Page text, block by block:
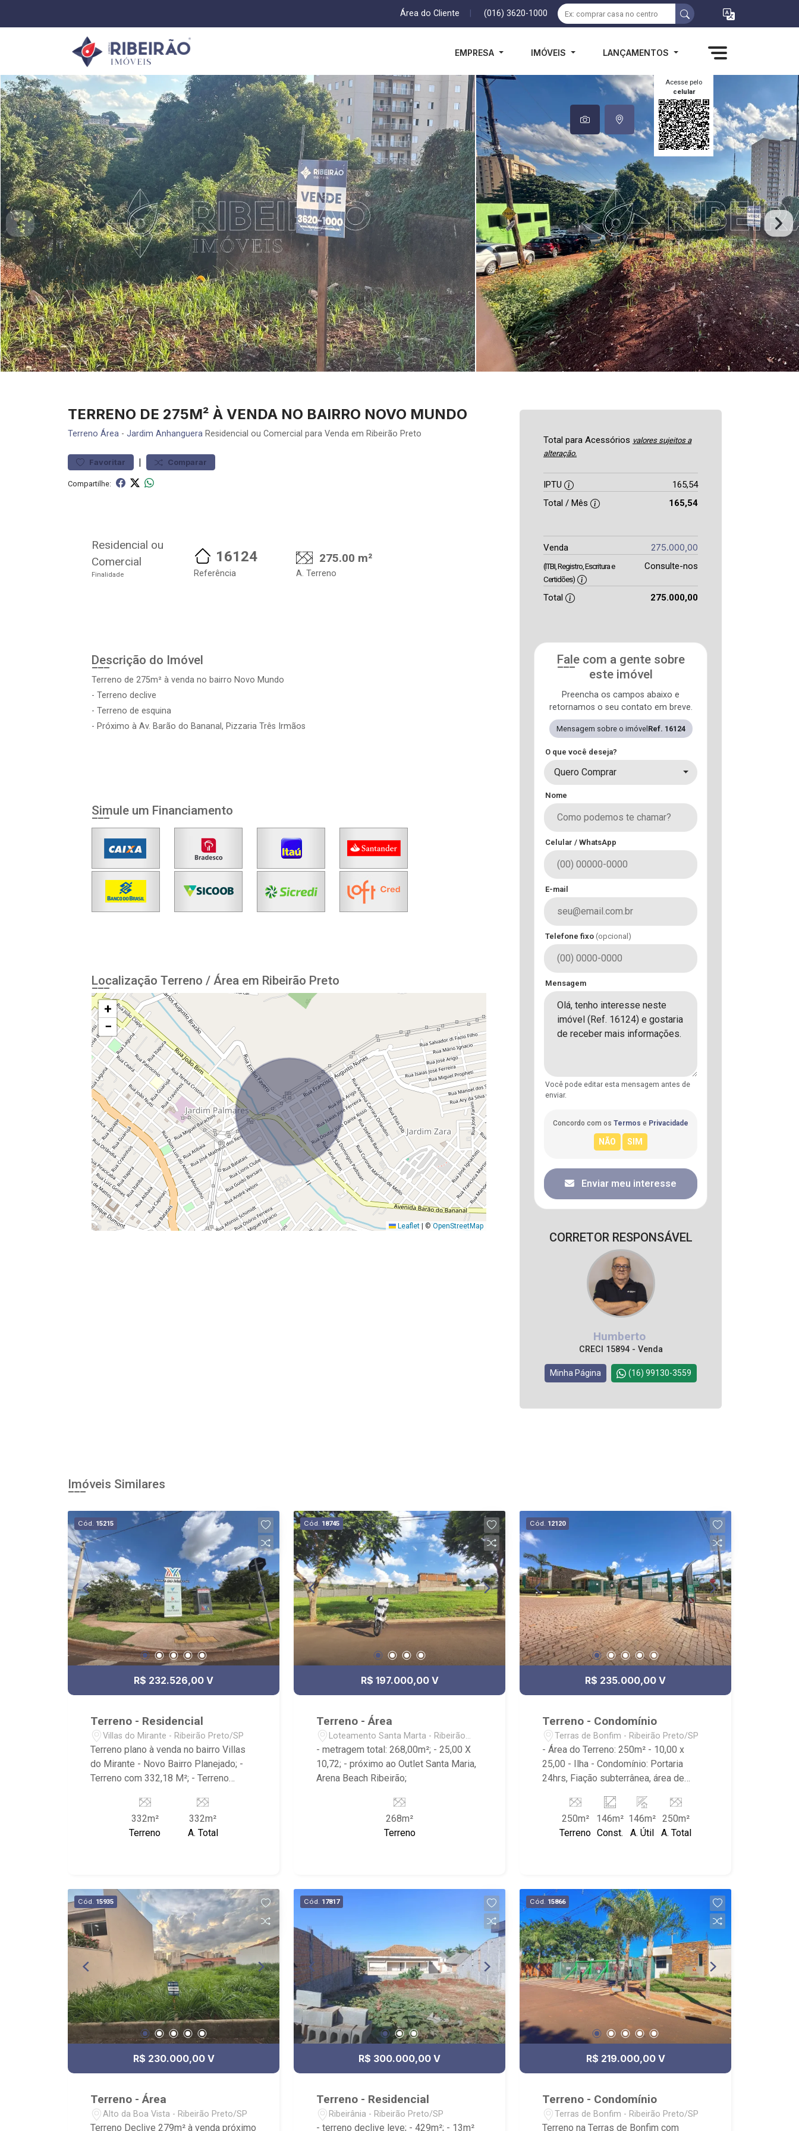
Área do Cliente (016) 3620-1000
EMPRESA IMÓVEIS LANÇAMENTOS
Acesse pelo
celular
TERRENO DE 275M² À VENDA NO BAIRRO NOVO MUNDO
Terreno Área - Jardim Anhanguera Residencial ou Comercial para Venda em Ribeirão Preto
Favoritar | Comparar
Compartilhe:
Residencial ou
Comercial
Finalidade
16124
Referência
275.00 m²
A. Terreno
Descrição do Imóvel
Terreno de 275m² à venda no bairro Novo Mundo
- Terreno declive
- Terreno de esquina
- Próximo à Av. Barão do Bananal, Pizzaria Três Irmãos
Simule um Financiamento
Localização Terreno / Área em Ribeirão Preto
+
−
Leaflet © OpenStreetMap
Total para Acessórios valores sujeitos a
alteração.
IPTU
165,54
Total / Mês
165,54
Venda 275.000,00
(ITBI, Registro, Escritura e
Certidões)
Consulte-nos
Total 275.000,00
Fale com a gente sobre
este imóvel
Preencha os campos abaixo e
retornamos o seu contato em breve.
Mensagem sobre o imóvel Ref. 16124
O que você deseja?
Quero Comprar
Nome
Celular / WhatsApp
E-mail
Telefone fixo (opcional)
Mensagem
Você pode editar esta mensagem antes de
enviar.
Concordo com os Termos e Privacidade
Enviar meu interesse
CORRETOR RESPONSÁVEL
Humberto
CRECI 15894 - Venda
Minha Página (16) 99130-3559
Imóveis Similares
Cód. 15215
R$ 232.526,00 V
Terreno - Residencial
Villas do Mirante - Ribeirão Preto/SP
Terreno plano à venda no bairro Villas
do Mirante - Novo Bairro Planejado; -
Terreno com 332,18 M²; - Terreno
Localizado em bairro planejado,
entregue já com monitoramento; -
Próximo ao Ranshow Espaço de
Acesso Pela Celso Charuri e SP-355.
332m²
Terreno
332m²
A. Total
Cód. 18745
R$ 197.000,00 V
Terreno - Área
Loteamento Santa Marta - Ribeirão
Preto/SP
- metragem total: 268,00m²; - 25,00 X
10,72; - próximo ao Outlet Santa Maria,
Arena Beach Ribeirão;
268m²
Terreno
Cód. 12120
R$ 235.000,00 V
Terreno - Condomínio
Terras de Bonfim - Ribeirão Preto/SP
- Área do Terreno: 250m² - 10,00 x
25,00 - Ilha - Condomínio: Portaria
24hrs, Fiação subterrânea, área de
reuniões com lounge externo, quadra
esportiva, campo de futebol gramado,
dois playgrounds, espaço fitness
250m²
Terreno
146m²
Const.
146m²
A. Útil
250m²
A. Total
Cód. 15935
R$ 230.000,00 V
Terreno - Área
Alto da Boa Vista - Ribeirão Preto/SP
Terreno Declive 279m² à venda próximo
Cód. 17817
R$ 300.000,00 V
Terreno - Residencial
Ribeirânia - Ribeirão Preto/SP
- terreno declive leve; - 429m²; - 13m²
Cód. 15866
R$ 219.000,00 V
Terreno - Condomínio
Terras de Bonfim - Ribeirão Preto/SP
Terreno na Terras de Bonfim com